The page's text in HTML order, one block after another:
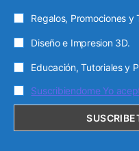
Regalos, Promociones y
Diseño e Impresion 3D.
Educación, Tutoriales y
Suscribiendome Yo